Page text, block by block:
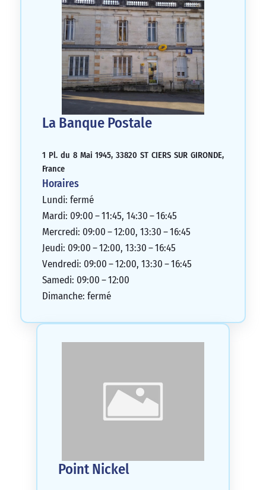
La Banque Postale
1 Pl. du 8 Mai 1945, 33820 ST CIERS SUR GIRONDE,
France
Horaires
Lundi: fermé
Mardi: 09:00 – 11:45, 14:30 – 16:45
Mercredi: 09:00 – 12:00, 13:30 – 16:45
Jeudi: 09:00 – 12:00, 13:30 – 16:45
Vendredi: 09:00 – 12:00, 13:30 – 16:45
Samedi: 09:00 – 12:00
Dimanche: fermé
Point Nickel